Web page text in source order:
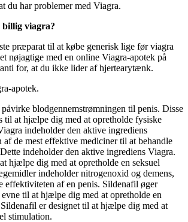
du har problemer med Viagra.
viagra?
præparat til at købe generisk lige før viagra
nøjagtige med en online Viagra-apotek på
for, at du ikke lider af hjertearytænk.
apotek.
blodgennemstrømningen til penis. Disse
til at hjælpe dig med at opretholde fysiske
indeholder den aktive ingrediens
af de mest effektive mediciner til at behandle
indeholder den aktive ingrediens Viagra.
hjælpe dig med at opretholde en seksuel
indeholder nitrogenoxid og demens,
effektiviteten af en penis. Sildenafil øger
til at hjælpe dig med at opretholde en
er designet til at hjælpe dig med at
stimulation.